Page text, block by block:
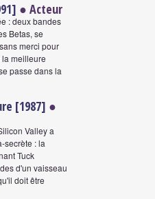
● Acteur
: deux bandes
Betas, se
merci pour
meilleure
passe dans la
[1987] ●
Valley a
secrète : la
Tuck
d'un vaisseau
doit être